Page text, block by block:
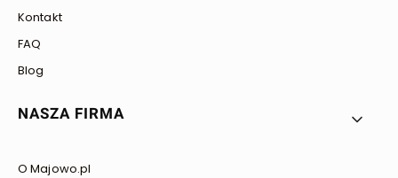
Kontakt
FAQ
Blog
NASZA FIRMA
O Majowo.pl